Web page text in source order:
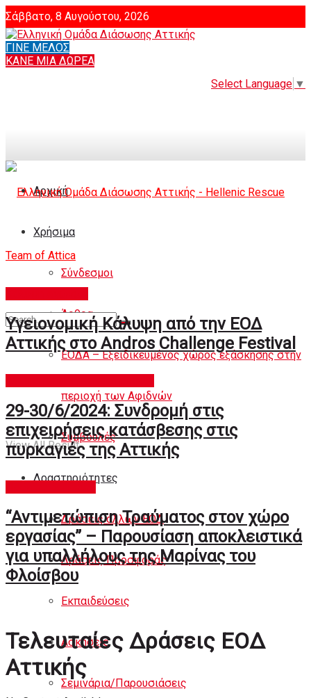
Σάββατο, 8 Αυγούστου, 2026
Login
Select Language ▼
ΓΙΝΕ ΜΕΛΟΣ
ΚΑΝΕ ΜΙΑ ΔΩΡΕΑ
Αρχική
Χρήσιμα
Σύνδεσμοι
Άρθρα
ΕΟΔΑ – Εξειδικευμένος χώρος εξάσκησης στην
περιοχή των Αφιδνών
Συμβουλές
Δραστηριότητες
Δράσεις άλλων ΕΟΔ
Δράσεις Προσφοράς
Εκπαιδεύσεις
Ασκήσεις
Σεμινάρια/Παρουσιάσεις
View All Result
Υγειονομική Κάλυψη από την ΕΟΔ
Αττικής στο Andros Challenge Festival
29-30/6/2024: Συνδρομή στις
επιχειρήσεις κατάσβεσης στις
πυρκαγιές της Αττικής
“Αντιμετώπιση Τραύματος στον χώρο
εργασίας” – Παρουσίαση αποκλειστικά
για υπαλλήλους της Μαρίνας του
Φλοίσβου
Τελευταίες Δράσεις ΕΟΔ
Αττικής